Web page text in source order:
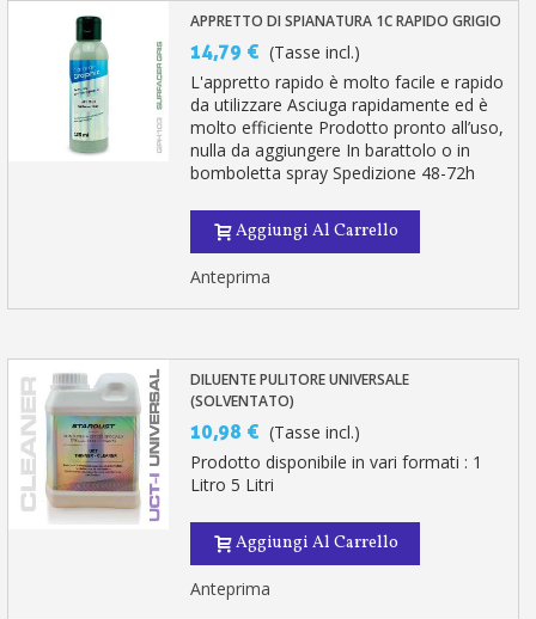
APPRETTO DI SPIANATURA 1C RAPIDO GRIGIO
14,79 € (Tasse incl.)
L'appretto rapido è molto facile e rapido
da utilizzare Asciuga rapidamente ed è
molto efficiente Prodotto pronto all’uso,
nulla da aggiungere In barattolo o in
bomboletta spray Spedizione 48-72h
Aggiungi Al Carrello
Anteprima
DILUENTE PULITORE UNIVERSALE
(SOLVENTATO)
10,98 € (Tasse incl.)
Prodotto disponibile in vari formati : 1
Litro 5 Litri
Aggiungi Al Carrello
Anteprima